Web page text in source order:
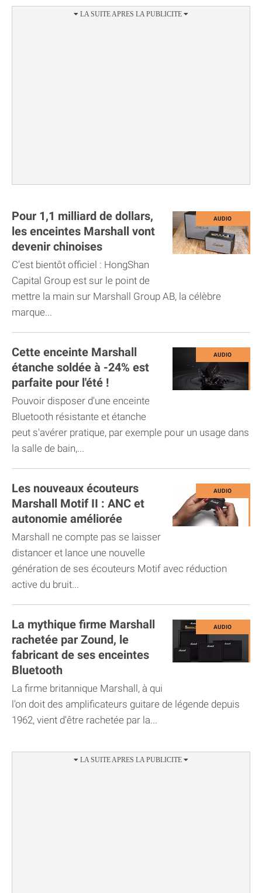
Pour 1,1 milliard de dollars,
les enceintes Marshall vont
devenir chinoises
C’est bientôt officiel : HongShan
Capital Group est sur le point de
mettre la main sur Marshall Group AB, la célèbre
marque...
Cette enceinte Marshall
étanche soldée à -24% est
parfaite pour l'été !
Pouvoir disposer d'une enceinte
Bluetooth résistante et étanche
peut s'avérer pratique, par exemple pour un usage dans
la salle de bain,...
Les nouveaux écouteurs
Marshall Motif II : ANC et
autonomie améliorée
Marshall ne compte pas se laisser
distancer et lance une nouvelle
génération de ses écouteurs Motif avec réduction
active du bruit...
La mythique firme Marshall
rachetée par Zound, le
fabricant de ses enceintes
Bluetooth
La firme britannique Marshall, à qui
l'on doit des amplificateurs guitare de légende depuis
1962, vient d'être rachetée par la...